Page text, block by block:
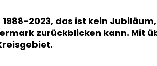
2023, das ist kein
zurückblicken kann. Mit